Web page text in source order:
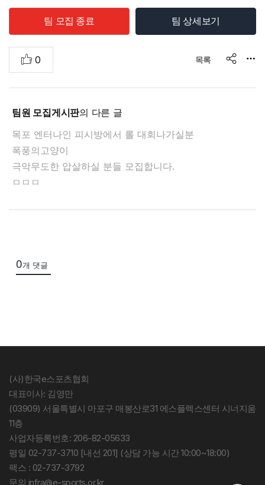
팀 모집 종료 팀 상세보기
추
천
0 목록
a
팀원 모집게시판의 다른 글
목포 엔터나인 피시방에서 롤 대회나가실분
폭풍의고양이
극악무도한 압살하실 분들 모집합니다.
ㅁㅁㅁ
0개 댓글
(사)한국e스포츠협회
대표이사: 김영만
(03909) 서울특별시 마포구 매봉산로31 에스플렉스센터 시너지움
11층
사업자등록번호: 206-82-05633
평일 02-737-3710 [내선 201] (상담 가능 시간 10:00~18:00)
팩스 : 02-737-3792
문의 infra@e-sports.or.kr